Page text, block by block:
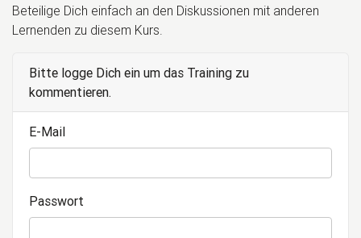
Beteilige Dich einfach an den Diskussionen mit anderen
Lernenden zu diesem Kurs.
Bitte logge Dich ein um das Training zu
kommentieren.
E-Mail
Passwort